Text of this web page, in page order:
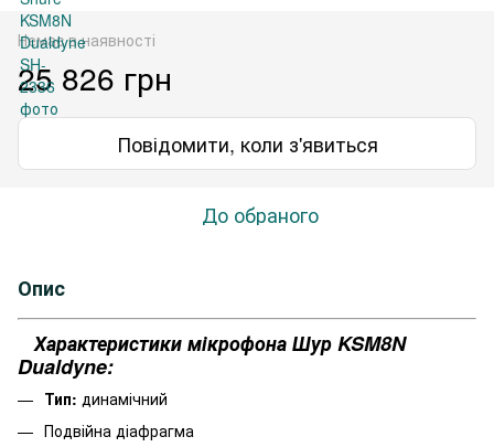
Немає в наявності
25 826 грн
Повідомити, коли з'явиться
До обраного
Опис
Характеристики мікрофона Шур KSM8N
Dualdyne:
Тип: динамічний
Подвійна діафрагма